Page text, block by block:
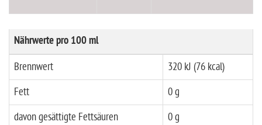
Nährwerte pro 100 ml
Brennwert 320 kJ (76 kcal)
Fett 0 g
davon gesättigte Fettsäuren 0 g